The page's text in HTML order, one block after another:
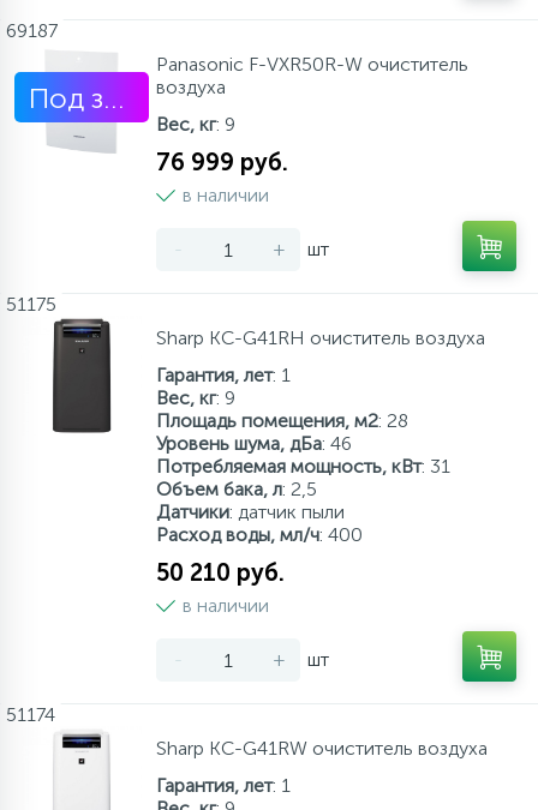
Под заказ
69187
Panasonic F-VXR50R-W очиститель
воздуха
Вес, кг: 9
76 999 руб.
в наличии
- + шт
51175
Sharp KC-G41RH очиститель воздуха
Гарантия, лет: 1
Вес, кг: 9
Площадь помещения, м2: 28
Уровень шума, дБа: 46
Потребляемая мощность, кВт: 31
Объем бака, л: 2,5
Датчики: датчик пыли
Расход воды, мл/ч: 400
50 210 руб.
в наличии
- + шт
51174
Sharp KC-G41RW очиститель воздуха
Гарантия, лет: 1